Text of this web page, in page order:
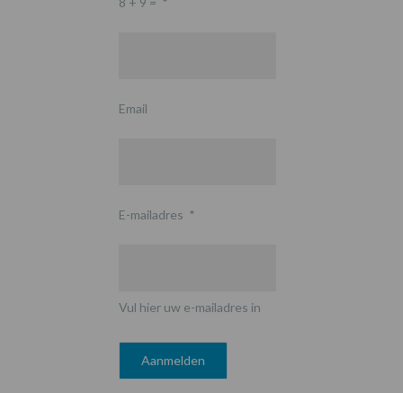
Email
E-mailadres *
Vul hier uw e-mailadres in